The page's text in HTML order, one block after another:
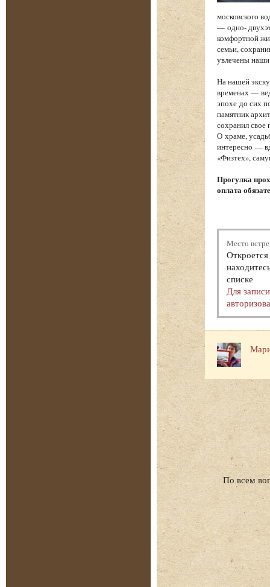
московского
— одно-
комфортной
семьи,
увлечены
На нашей
временах —
эпохе до сих
памятник
сохранил свое
О храме,
интересно —
«Физтех»,
Прогулка
оплата
Место
списке
Для
По всем